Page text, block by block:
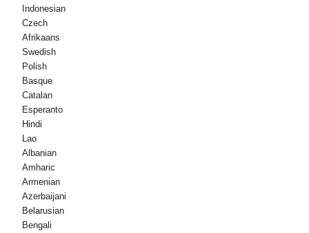
Indonesian
Czech
Afrikaans
Swedish
Polish
Basque
Catalan
Esperanto
Hindi
Lao
Albanian
Amharic
Armenian
Azerbaijani
Belarusian
Bengali